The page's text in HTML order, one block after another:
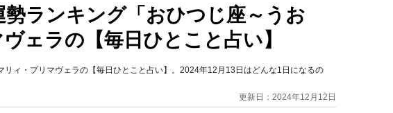
ランキング「おひつじ座～うお
ェラの【毎日ひとこと占い】
ィ・プリマヴェラの【毎日ひとこと占い】。2024年12月13日はどんな1日になるの
更新日：2024年12月12日